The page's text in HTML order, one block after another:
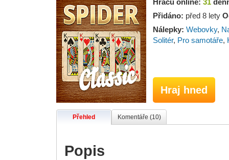
Hráčů online: 31
Přidáno: před 8 lety
Nálepky: Webovky,
Solitér, Pro samotáře,
Hraj hned
Přehled Komentáře (10)
Popis